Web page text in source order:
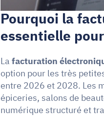
Pourquoi la
essentielle
La facturation
option pour les très
entre 2026 et 2028. Les
épiceries, salons de
numérique structuré et